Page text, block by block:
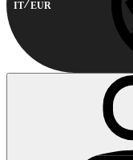
IT EUR